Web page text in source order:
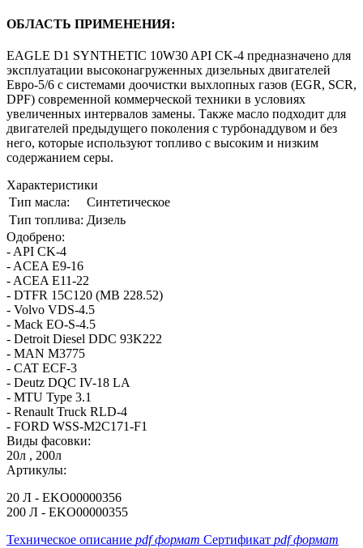
ОБЛАСТЬ ПРИМЕНЕНИЯ:
EAGLE D1 SYNTHETIC 10W30 API CK-4 предназначено для
эксплуатации высоконагруженных дизельных двигателей
Евро-5/6 с системами доочистки выхлопных газов (EGR, SCR,
DPF) современной коммерческой техники в условиях
увеличенных интервалов замены. Также масло подходит для
двигателей предыдущего поколения с турбонаддувом и без
него, которые используют топливо с высоким и низким
содержанием серы.
Характеристики
Тип масла:
Синтетическое
Тип топлива: Дизель
Одобрено:
- API CK-4
- ACEA E9-16
- ACEA E11-22
- DTFR 15C120 (MB 228.52)
- Volvo VDS-4.5
- Mack EO-S-4.5
- Detroit Diesel DDC 93K222
- MAN M3775
- CAT ECF-3
- Deutz DQC IV-18 LA
- MTU Type 3.1
- Renault Truck RLD-4
- FORD WSS-M2C171-F1
Виды фасовки:
20л , 200л
Артикулы:
20 Л - EKO00000356
200 Л - EKO00000355
Техническое описание pdf формат Сертификат pdf формат